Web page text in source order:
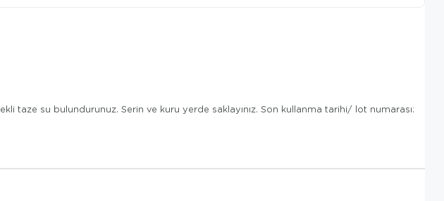
taze su bulundurunuz. Serin ve kuru yerde saklayınız. Son kullanma tarihi/ lot numarası: